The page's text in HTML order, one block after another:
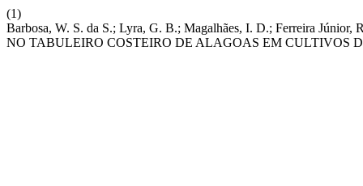
(1)
Barbosa, W. S. da S.; Lyra, G. B.; Magalhães, I. D.; Ferreira
NO TABULEIRO COSTEIRO DE ALAGOAS EM CULTIVOS